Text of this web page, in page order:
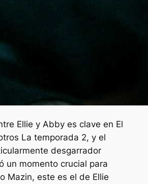
Ellie y Abby es clave en El
La temporada 2, y el
desgarrador
un momento crucial para
Mazin, este es el de Ellie